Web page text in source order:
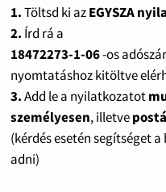
1.Töltsd ki azEGYSZA
2. Írd rá a
18472273-1-06-os
nyomtatáshoz kitöltve
3.Add le a nyilatkozatot
személyesen, illetve
(kérdés esetén segítséget
adni)